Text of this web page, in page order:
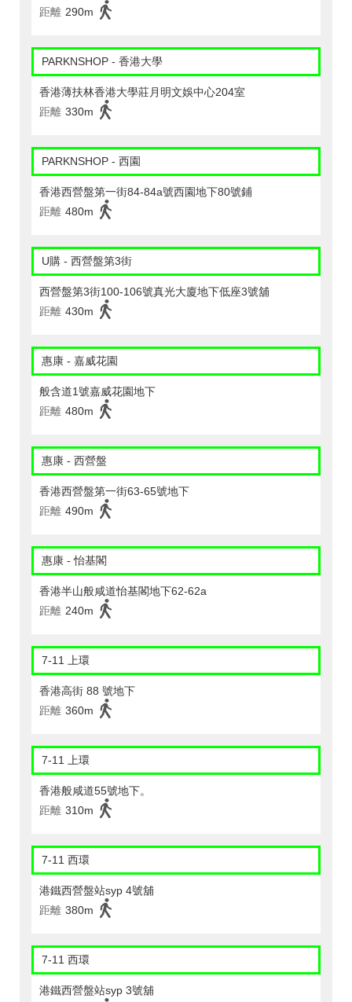
距離 290m
PARKNSHOP - 香港大學
香港薄扶林香港大學莊月明文娛中心204室
距離 330m
PARKNSHOP - 西園
香港西營盤第一街84-84a號西園地下80號鋪
距離 480m
U購 - 西營盤第3街
西營盤第3街100-106號真光大廈地下低座3號舖
距離 430m
惠康 - 嘉威花園
般含道1號嘉威花園地下
距離 480m
惠康 - 西營盤
香港西營盤第一街63-65號地下
距離 490m
惠康 - 怡基閣
香港半山般咸道怡基閣地下62-62a
距離 240m
7-11 上環
香港高街 88 號地下
距離 360m
7-11 上環
香港般咸道55號地下。
距離 310m
7-11 西環
港鐵西營盤站syp 4號舖
距離 380m
7-11 西環
港鐵西營盤站syp 3號舖